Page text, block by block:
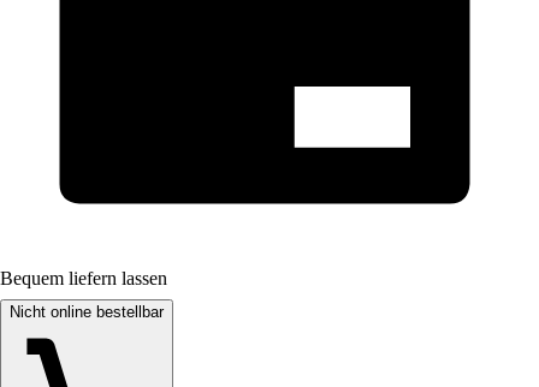
Bequem liefern lassen
Nicht online bestellbar